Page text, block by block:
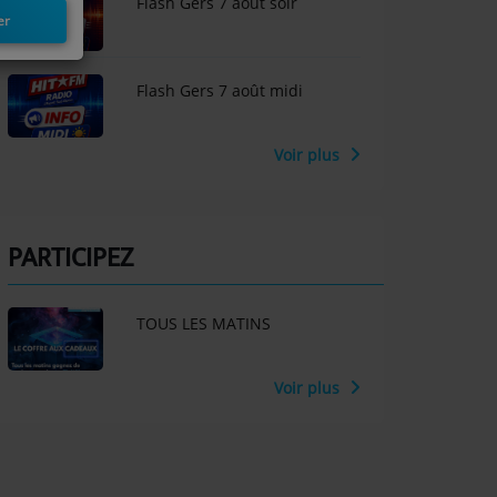
Flash Gers 7 août midi
Voir plus
PARTICIPEZ
TOUS LES MATINS
Voir plus